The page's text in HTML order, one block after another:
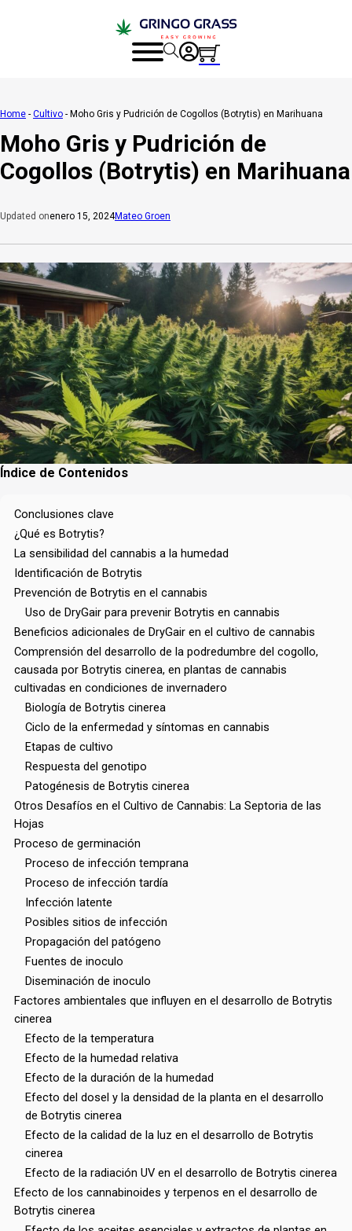
Home - Cultivo - Moho Gris y Pudrición de Cogollos (Botrytis) en Marihuana
Moho Gris y Pudrición de
Cogollos (Botrytis) en Marihuana
Updated onenero 15, 2024Mateo Groen
Índice de Contenidos
Conclusiones clave
¿Qué es Botrytis?
La sensibilidad del cannabis a la humedad
Identificación de Botrytis
Prevención de Botrytis en el cannabis
Uso de DryGair para prevenir Botrytis en cannabis
Beneficios adicionales de DryGair en el cultivo de cannabis
Comprensión del desarrollo de la podredumbre del cogollo,
causada por Botrytis cinerea, en plantas de cannabis
cultivadas en condiciones de invernadero
Biología de Botrytis cinerea
Ciclo de la enfermedad y síntomas en cannabis
Etapas de cultivo
Respuesta del genotipo
Patogénesis de Botrytis cinerea
Otros Desafíos en el Cultivo de Cannabis: La Septoria de las
Hojas
Proceso de germinación
Proceso de infección temprana
Proceso de infección tardía
Infección latente
Posibles sitios de infección
Propagación del patógeno
Fuentes de inoculo
Diseminación de inoculo
Factores ambientales que influyen en el desarrollo de Botrytis
cinerea
Efecto de la temperatura
Efecto de la humedad relativa
Efecto de la duración de la humedad
Efecto del dosel y la densidad de la planta en el desarrollo
de Botrytis cinerea
Efecto de la calidad de la luz en el desarrollo de Botrytis
cinerea
Efecto de la radiación UV en el desarrollo de Botrytis cinerea
Efecto de los cannabinoides y terpenos en el desarrollo de
Botrytis cinerea